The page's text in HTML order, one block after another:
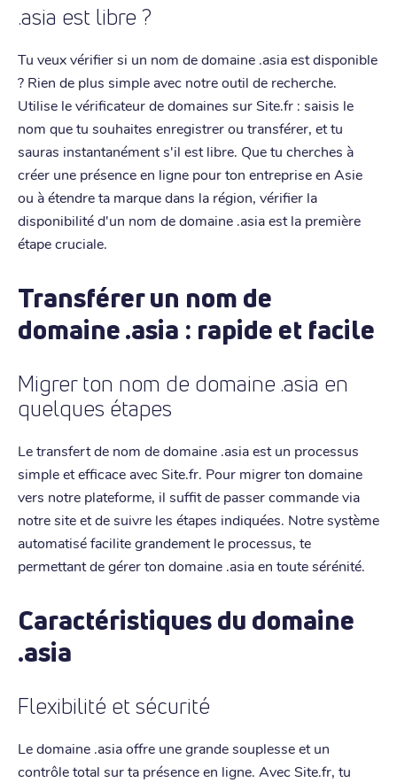
.asia est libre ?
Tu veux vérifier si un nom de domaine .asia est disponible
? Rien de plus simple avec notre outil de recherche.
Utilise le vérificateur de domaines sur Site.fr : saisis le
nom que tu souhaites enregistrer ou transférer, et tu
sauras instantanément s'il est libre. Que tu cherches à
créer une présence en ligne pour ton entreprise en Asie
ou à étendre ta marque dans la région, vérifier la
disponibilité d'un nom de domaine .asia est la première
étape cruciale.
Transférer un nom de
domaine .asia : rapide et facile
Migrer ton nom de domaine .asia en
quelques étapes
Le transfert de nom de domaine .asia est un processus
simple et efficace avec Site.fr. Pour migrer ton domaine
vers notre plateforme, il suffit de passer commande via
notre site et de suivre les étapes indiquées. Notre système
automatisé facilite grandement le processus, te
permettant de gérer ton domaine .asia en toute sérénité.
Caractéristiques du domaine
.asia
Flexibilité et sécurité
Le domaine .asia offre une grande souplesse et un
contrôle total sur ta présence en ligne. Avec Site.fr, tu